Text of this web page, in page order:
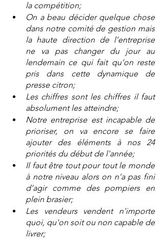
la compétition;
On a beau décider quelque chose
dans notre comité de gestion mais
la haute direction de l’entreprise
ne va pas changer du jour au
lendemain ce qui fait qu’on reste
pris dans cette dynamique de
presse citron;
Les chiffres sont les chiffres il faut
absolument les atteindre;
Notre entreprise est incapable de
prioriser, on va encore se faire
ajouter des éléments à nos 24
priorités du début de l'année;
Il faut être tout pour tout le monde
à notre niveau alors on n’a pas fini
d’agir comme des pompiers en
plein brasier;
Les vendeurs vendent n'importe
quoi, qu'on soit ou non capable de
livrer;